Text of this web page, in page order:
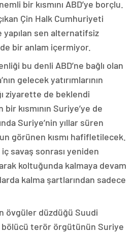
bir kısmını ABD’ye borçlu.
Çin Halk Cumhuriyeti
sen alternatifsiz
bir anlam içermiyor.
bu denli ABD’ne bağlı olan
gelecek yatırımlarının
ziyarette de beklendi
kısmının Suriye’ye de
Suriye’nin yıllar süren
görünen kısmı hafifletilecek.
savaş sonrası yeniden
koltuğunda kalmaya devam
kalma şartlarından sadece
övgüler düzdüğü Suudi
terör örgütünün Suriye